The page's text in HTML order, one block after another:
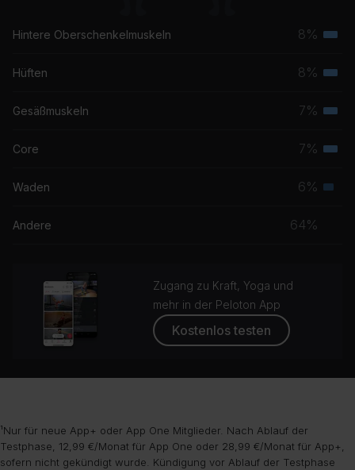
Hintere Oberschenkelmuskeln 8%
Hüften 8%
Gesäßmuskeln 7%
Core 7%
Waden 6%
Andere 64%
Zugang zu Kraft, Yoga und
mehr in der Peloton App
Kostenlos testen
¹Nur für neue App+ oder App One Mitglieder. Nach Ablauf der
Testphase, 12,99 €/Monat für App One oder 28,99 €/Monat für App+,
sofern nicht gekündigt wurde. Kündigung vor Ablauf der Testphase